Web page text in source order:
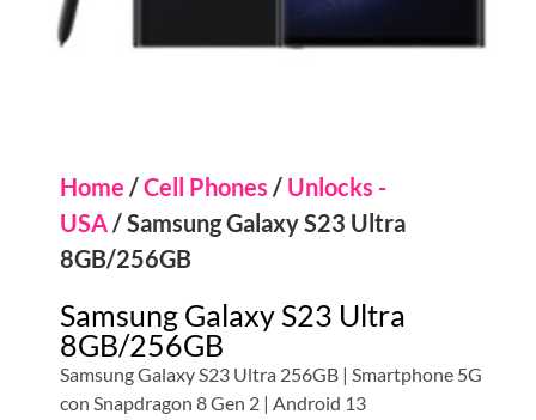
Home /Cell Phones / Unlocks -
USA/ Samsung Galaxy S23 Ultra
8GB/256GB
Samsung Galaxy S23 Ultra
8GB/256GB
Samsung Galaxy S23 Ultra 256GB | Smartphone 5G
con Snapdragon 8 Gen 2 | Android 13